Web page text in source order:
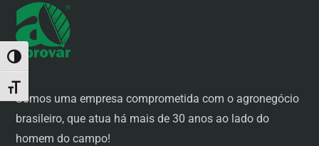
ALTERNAR ALTO CONTRASTE
ALTERNAR TAMANHO DA FONTE
Somos uma empresa comprometida com o agronegócio
brasileiro, que atua há mais de 30 anos ao lado do
homem do campo!